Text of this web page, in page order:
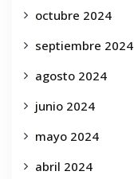
octubre 2024
septiembre 2024
agosto 2024
junio 2024
mayo 2024
abril 2024